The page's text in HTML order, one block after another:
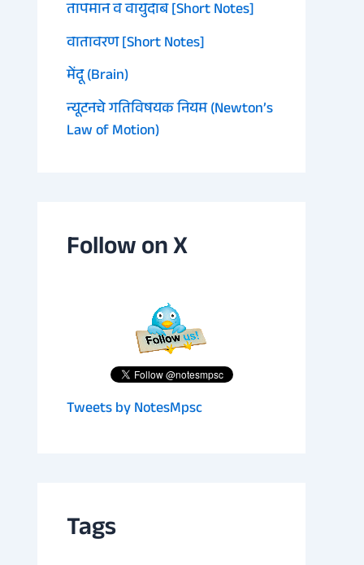
तापमान व वायुदाब [Short Notes]
वातावरण [Short Notes]
मेंदू (Brain)
न्यूटनचे गतिविषयक नियम (Newton’s
Law of Motion)
Follow on X
Tweets by NotesMpsc
Tags